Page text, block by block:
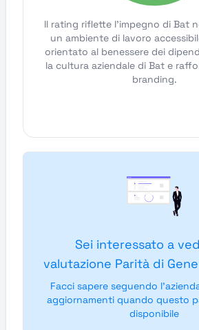
Il rating riflette l'impegno di Bat
un ambiente di lavoro
orientato al benessere dei
la cultura aziendale di Bat e
branding.
Sei interessato a
valutazione Parità di
Facci sapere seguendo
aggiornamenti quando questo
disponibile